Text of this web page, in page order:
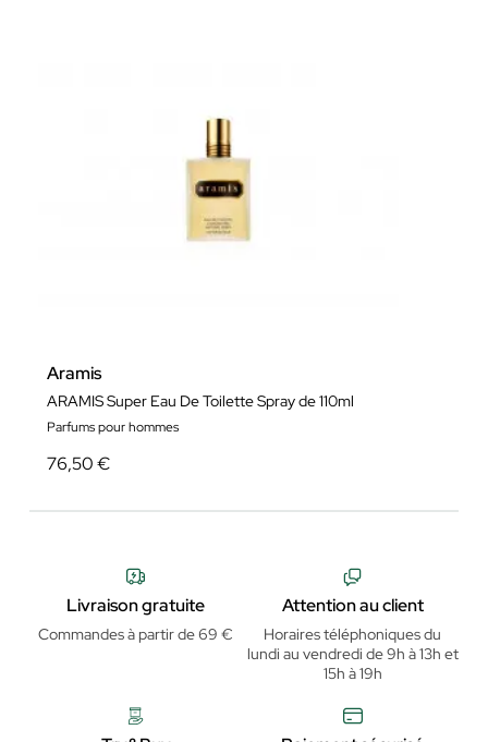
Aramis
ARAMIS Super Eau De Toilette Spray de 110ml
Parfums pour hommes
76,50 €
Livraison gratuite
Commandes à partir de 69 €
Attention au client
Horaires téléphoniques du
lundi au vendredi de 9h à 13h et
15h à 19h